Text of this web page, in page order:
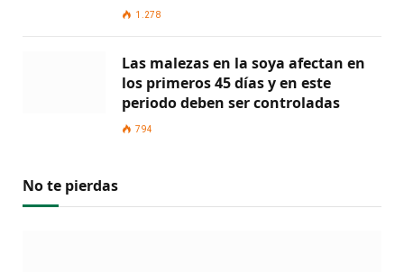
1.278
Las malezas en la soya afectan en
los primeros 45 días y en este
periodo deben ser controladas
794
No te pierdas